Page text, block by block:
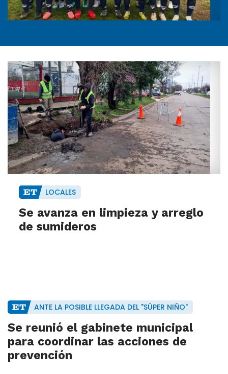
LOCALES
Se avanza en limpieza y arreglo
de sumideros
ANTE LA POSIBLE LLEGADA DEL "SÚPER NIÑO"
Se reunió el gabinete municipal
para coordinar las acciones de
prevención